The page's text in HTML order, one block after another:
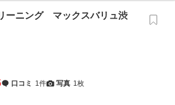
ーニング マックスバリュ渋
口コミ 1件 写真 1枚